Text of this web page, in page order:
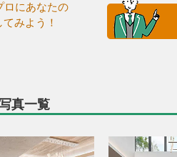
ロにあなたの
みよう！
真一覧